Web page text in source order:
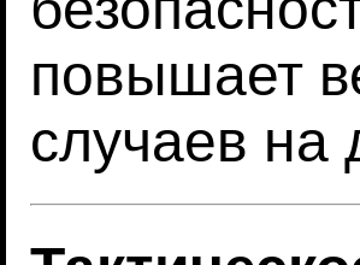
повышает
случаев на